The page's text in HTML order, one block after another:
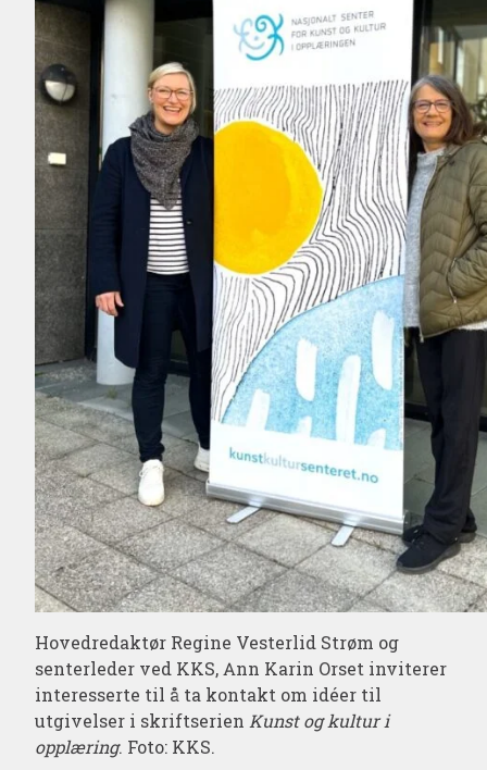
Hovedredaktør Regine Vesterlid Strøm og
senterleder ved KKS, Ann Karin Orset inviterer
interesserte til å ta kontakt om idéer til
utgivelser i skriftserien Kunst og kultur i
opplæring. Foto: KKS.